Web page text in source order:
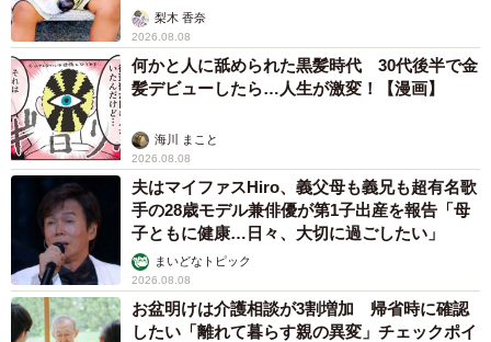
「尊…」
梨木 香奈
2026.08.08
何かと人に舐められた黒髪時代 30代後半で金
髪デビューしたら…人生が激変！【漫画】
海川 まこと
2026.08.08
夫はマイファスHiro、義父母も義兄も超有名歌
手の28歳モデル兼俳優が第1子出産を報告「母
子ともに健康…日々、大切に過ごしたい」
まいどなトピック
2026.08.08
お盆明けは介護相談が3割増加 帰省時に確認
したい「離れて暮らす親の異変」チェックポイ